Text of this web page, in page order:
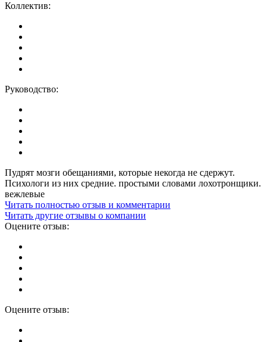
Коллектив:
Руководство:
Пудрят мозги обещаниями, которые некогда не сдержут.
Психологи из них средние. простыми словами лохотронщики.
вежлевые
Читать полностью отзыв и комментарии
Читать другие отзывы о компании
Оцените отзыв:
Оцените отзыв: